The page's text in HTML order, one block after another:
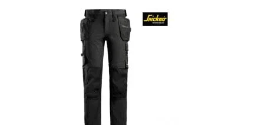
heeft
meerdere
variaties.
Deze
optie
kan
gekozen